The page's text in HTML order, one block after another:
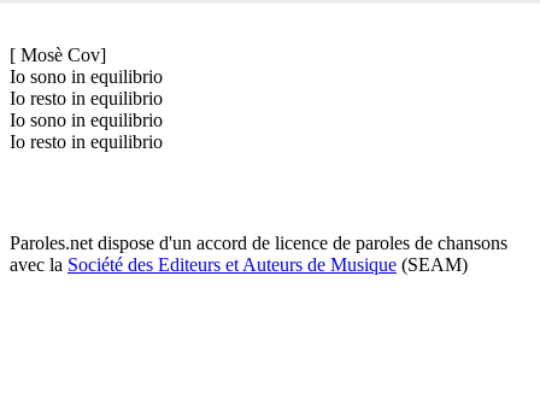
[ Mosè Cov]
Io sono in equilibrio
Io resto in equilibrio
Io sono in equilibrio
Io resto in equilibrio
Paroles.net dispose d'un accord de licence de paroles de chansons
avec la Société des Editeurs et Auteurs de Musique (SEAM)